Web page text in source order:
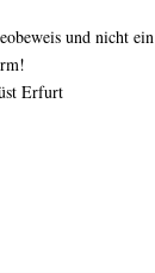
und nicht
Erfurt